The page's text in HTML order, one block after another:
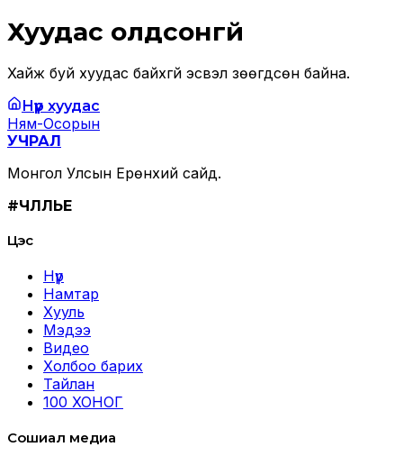
Хуудас олдсонгүй
Хайж буй хуудас байхгүй эсвэл зөөгдсөн байна.
Нүүр хуудас
Ням-Осорын
УЧРАЛ
Монгол Улсын Ерөнхий сайд.
#ЧӨЛӨӨЛЬЕ
Цэс
Нүүр
Намтар
Хууль
Мэдээ
Видео
Холбоо барих
Тайлан
100 ХОНОГ
Сошиал медиа